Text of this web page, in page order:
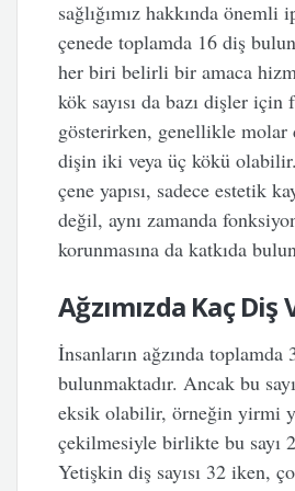
sağlığımız hakkında önemli
çenede toplamda 16 diş
her biri belirli bir amaca
kök sayısı da bazı dişler için
gösterirken, genellikle molar
dişin iki veya üç kökü
çene yapısı, sadece estetik
değil, aynı zamanda
korunmasına da katkıda
Ağzımızda Kaç Diş
İnsanların ağzında toplamda
bulunmaktadır. Ancak bu
eksik olabilir, örneğin yirmi
çekilmesiyle birlikte bu sayı
Yetişkin diş sayısı 32 iken,